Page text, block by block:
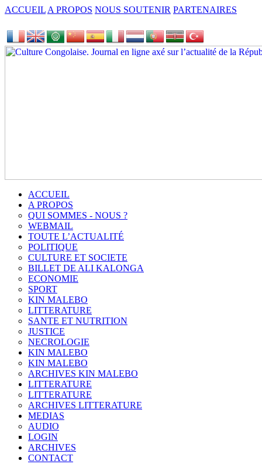
ACCUEIL A PROPOS NOUS SOUTENIR PARTENAIRES
ACCUEIL
A PROPOS
QUI SOMMES - NOUS ?
WEBMAIL
TOUTE L’ACTUALITÉ
POLITIQUE
CULTURE ET SOCIETE
BILLET DE ALI KALONGA
ECONOMIE
SPORT
KIN MALEBO
LITTERATURE
SANTE ET NUTRITION
JUSTICE
NECROLOGIE
KIN MALEBO
KIN MALEBO
ARCHIVES KIN MALEBO
LITTERATURE
LITTERATURE
ARCHIVES LITTERATURE
MEDIAS
AUDIO
LOGIN
ARCHIVES
CONTACT